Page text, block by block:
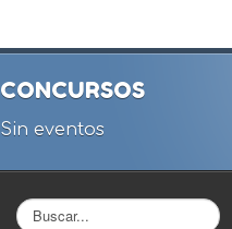
CONCURSOS
Sin eventos
Buscar...